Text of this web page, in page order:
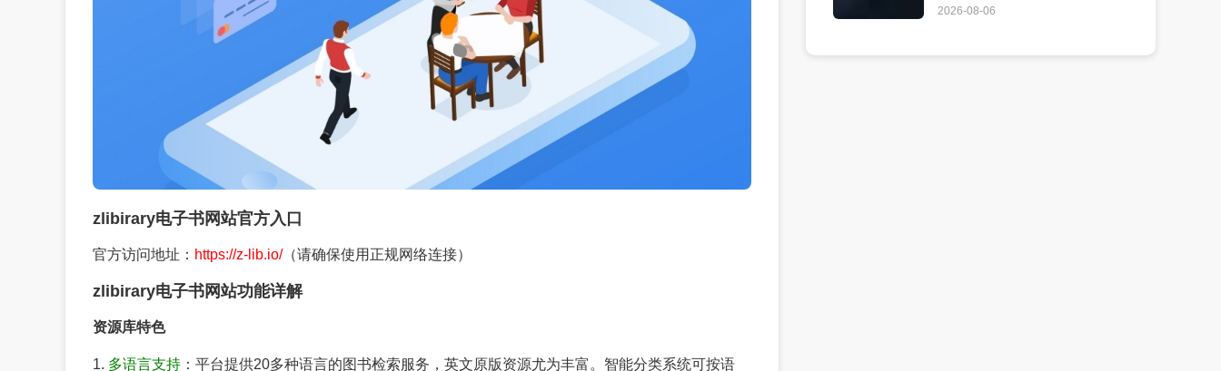
zlibirary电子书网站官方入口
官方访问地址： https://z-lib.io/ （请确保使用正规网络连接）
zlibirary电子书网站功能详解
资源库特色
1. 多语言支持 ：平台提供20多种语言的图书检索服务，英文原版资源尤为丰富。智能分类系统可按语
2026-08-06